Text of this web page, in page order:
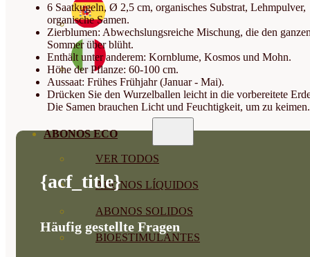
ABONOS ECO
VER TODOS
ABONOS LÍQUIDOS
ABONOS SOLIDOS
BIOESTIMULANTES
6 Saatkugeln, Ø 2,5 cm, organisches Substrat, Lehmpulver,
organische Samen.
Zierblumen: Abwechslungsreiche Mischung, die den
Sommer über blüht.
Enthält unter anderem: Kornblume, Kosmos und Mohn.
Höhe der Pflanze: 60-100 cm.
Aussaat: Frühes Frühjahr (Januar - Mai).
Drücken Sie den Wurzelballen leicht in die vorbereitete
Die Samen brauchen Licht und Feuchtigkeit, um zu keimen.
{acf_title}
Häufig gestellte Fragen